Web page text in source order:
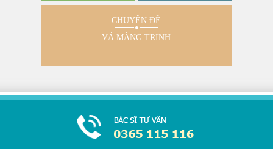
CHUYÊN ĐỀ
VÁ MÀNG TRINH